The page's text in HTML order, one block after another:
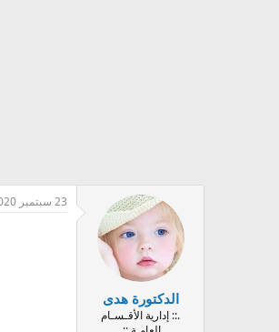
الدكتورة هدى
.:: إدارية الأقـسـام
23 سبتمبر 2020